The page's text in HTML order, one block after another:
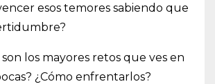
esos temores sabiendo que
son los mayores retos que ves en
¿Cómo enfrentarlos?